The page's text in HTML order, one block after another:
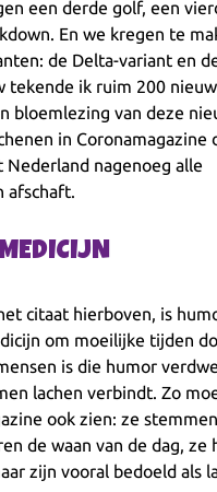
een derde golf, een
En we kregen te
de Delta-variant en
tekende ik ruim 200
bloemlezing van deze
in Coronamagazine
nagenoeg alle
afschaft.
citaat hierboven, is
om moeilijke tijden
is die humor
lachen verbindt. Zo
ook zien: ze
de waan van de dag, ze
zijn vooral bedoeld als